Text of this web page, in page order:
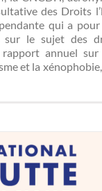
des Droits
qui a pour
sur le sujet des
rapport annuel
et la